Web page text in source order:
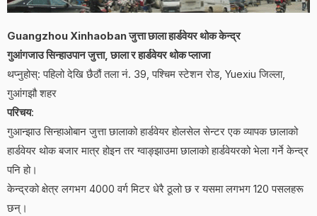
Guangzhou Xinhaoban जुत्ता छाला हार्डवेयर थोक केन्द्र
गुआंगजाउ सिन्हाउपान जुत्ता, छाला र हार्डवेयर थोक प्लाजा
थप्नुहोस्: पहिलो देखि छैठौं तला नं. 39, पश्चिम स्टेशन रोड, Yuexiu जिल्ला,
गुआंगझौ शहर
परिचय:
गुआन्झाउ सिन्हाओबान जुत्ता छालाको हार्डवेयर होलसेल सेन्टर एक व्यापक छालाको
हार्डवेयर थोक बजार मात्र होइन तर ग्वाङ्झाउमा छालाको हार्डवेयरको भेला गर्ने केन्द्र
पनि हो।
केन्द्रको क्षेत्र लगभग 4000 वर्ग मिटर धेरै ठूलो छ र यसमा लगभग 120 पसलहरू
छन्।